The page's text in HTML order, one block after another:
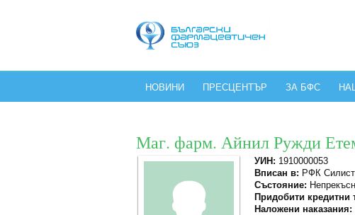
НОВИНИ ПРЕСЦЕНТЪР ЗА БФС
Маг. фарм. Айнил Ружди
УИН: 1910000053
Вписан в: РФК
Състояние:
Придобити кредитни
Наложени наказания: